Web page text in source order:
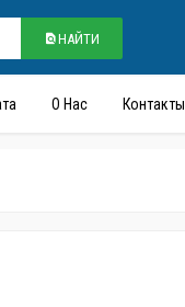
НАЙТИ
О Нас Контакты